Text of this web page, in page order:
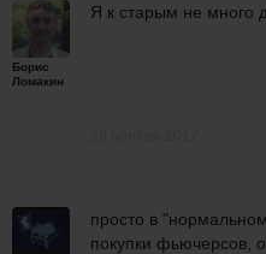
Борис
Ломакин
Я к старым не много
просто в
покупки фьючерсов,